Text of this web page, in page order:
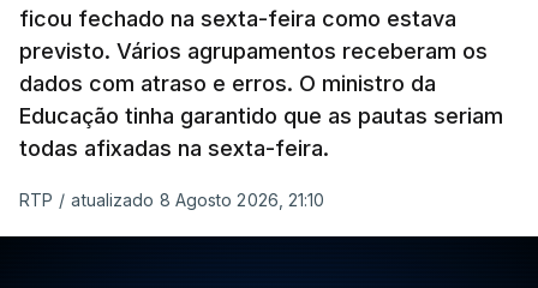
ficou fechado na sexta-feira como estava
previsto. Vários agrupamentos receberam os
dados com atraso e erros. O ministro da
Educação tinha garantido que as pautas seriam
todas afixadas na sexta-feira.
RTP / atualizado 8 Agosto 2026, 21:10